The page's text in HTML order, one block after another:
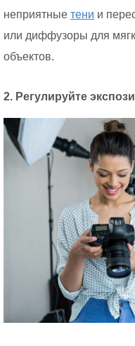
неприятные тени и
или диффузоры для
объектов.
2. Регулируйте